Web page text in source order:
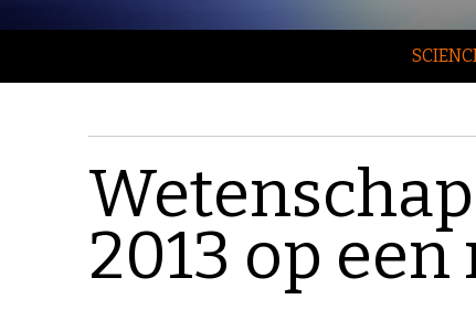
2013 op